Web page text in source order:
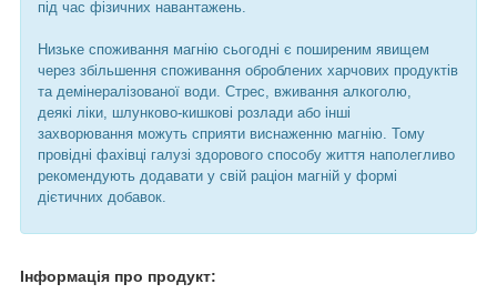
під час фізичних навантажень.
Низьке споживання магнію сьогодні є поширеним явищем
через збільшення споживання оброблених харчових продуктів
та демінералізованої води. Стрес, вживання алкоголю,
деякі ліки, шлунково-кишкові розлади або інші
захворювання можуть сприяти виснаженню магнію. Тому
провідні фахівці галузі здорового способу життя наполегливо
рекомендують додавати у свій раціон магній у формі
дієтичних добавок.
Інформація про продукт: